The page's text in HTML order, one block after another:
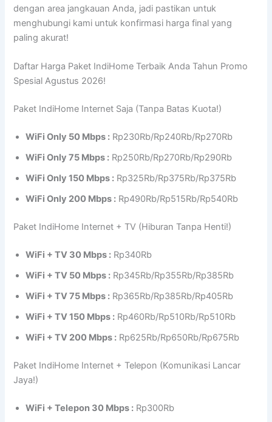
dengan area jangkauan Anda, jadi pastikan untuk
menghubungi kami untuk konfirmasi harga final yang
paling akurat!
Daftar Harga Paket IndiHome Terbaik Anda Tahun Promo
Spesial Agustus 2026!
Paket IndiHome Internet Saja (Tanpa Batas Kuota!)
WiFi Only 50 Mbps : Rp230Rb/Rp240Rb/Rp270Rb
WiFi Only 75 Mbps : Rp250Rb/Rp270Rb/Rp290Rb
WiFi Only 150 Mbps : Rp325Rb/Rp375Rb/Rp375Rb
WiFi Only 200 Mbps : Rp490Rb/Rp515Rb/Rp540Rb
Paket IndiHome Internet + TV (Hiburan Tanpa Henti!)
WiFi + TV 30 Mbps : Rp340Rb
WiFi + TV 50 Mbps : Rp345Rb/Rp355Rb/Rp385Rb
WiFi + TV 75 Mbps : Rp365Rb/Rp385Rb/Rp405Rb
WiFi + TV 150 Mbps : Rp460Rb/Rp510Rb/Rp510Rb
WiFi + TV 200 Mbps : Rp625Rb/Rp650Rb/Rp675Rb
Paket IndiHome Internet + Telepon (Komunikasi Lancar
Jaya!)
WiFi + Telepon 30 Mbps : Rp300Rb